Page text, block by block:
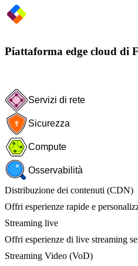
Piattaforma edge cloud di
Servizi di rete
Sicurezza
Compute
Osservabilità
Distribuzione dei contenuti (CDN)
Offri esperienze rapide e
Streaming live
Offri esperienze di live streaming
Streaming Video (VoD)